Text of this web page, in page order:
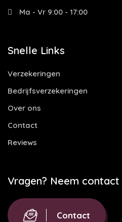
Ma - Vr 9:00 - 17:00
Snelle Links
Verzekeringen
Bedrijfsverzekeringen
Over ons
Contact
Reviews
Vragen? Neem contact
Contact